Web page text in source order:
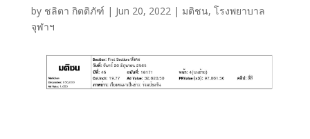
by ชลิตา กิตติภัฑ์ | Jun 20, 2022| มติชน, โรงพยาบาล
จุฬาฯ